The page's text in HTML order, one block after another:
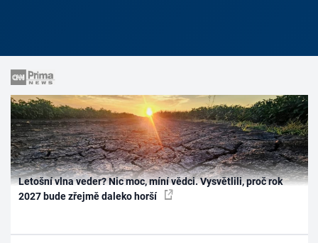
Letošní vlna veder? Nic moc, míní vědci. Vysvětlili, proč rok
2027 bude zřejmě daleko horší